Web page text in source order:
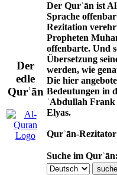
Der
edle
Qurʾān
Der Qurʾān ist
Sprache
Rezitation
Propheten
offenbarte. Und
Übersetzung
werden, wie
Die hier
Bedeutungen in
ʿAbdullah
Elyas.
Qurʾān-
Suche im Qurʾān: